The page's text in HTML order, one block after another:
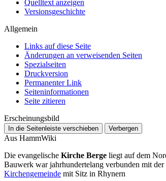
Quelltext anzeigen
Versionsgeschichte
Allgemein
Links auf diese Seite
Änderungen an verweisenden Seiten
Spezialseiten
Druckversion
Permanenter Link
Seiten­­informationen
Seite zitieren
Erscheinungsbild
In die Seitenleiste verschieben Verbergen
Aus HammWiki
Die evangelische Kirche Berge liegt auf dem
Bauwerk war jahrhundertelang verbunden mit der
Kirchengemeinde mit Sitz in Rhynern